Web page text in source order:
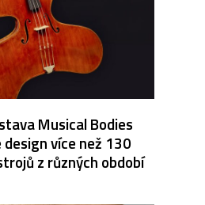
Musical Bodies
více než 130
z různých období